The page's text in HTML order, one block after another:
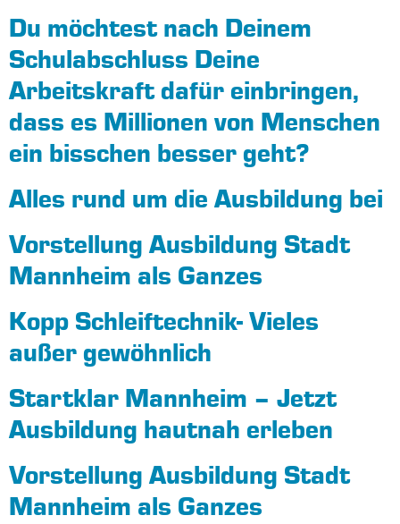
Du möchtest nach Deinem
Schulabschluss Deine
Arbeitskraft dafür einbringen,
dass es Millionen von Menschen
ein bisschen besser geht?
Alles rund um die Ausbildung bei
Vorstellung Ausbildung Stadt
Mannheim als Ganzes
Kopp Schleiftechnik- Vieles
außer gewöhnlich
Startklar Mannheim – Jetzt
Ausbildung hautnah erleben
Vorstellung Ausbildung Stadt
Mannheim als Ganzes